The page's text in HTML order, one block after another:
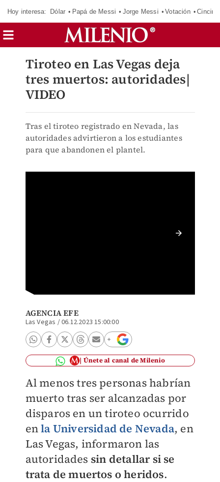
Hoy interesa: Dólar Papá de Messi Jorge Messi Votación
Tiroteo en Las Vegas deja
tres muertos: autoridades|
VIDEO
Tras el tiroteo registrado en Nevada, las
autoridades advirtieron a los estudiantes
para que abandonen el plantel.
AGENCIA EFE
Las Vegas /06.12.2023 15:00:00
Únete al canal de Milenio
Al menos tres personas habrían
muerto tras ser alcanzadas por
disparos en un tiroteo ocurrido
enla Universidad de Nevada, en
Las Vegas, informaron las
autoridades sin detallar si se
trata de muertos o heridos.